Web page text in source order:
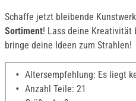
Schaffe jetzt bleibende
Sortiment! Lass deine
bringe deine Ideen zum Strahlen!
Altersempfehlung: Es liegt
Anzahl Teile: 21